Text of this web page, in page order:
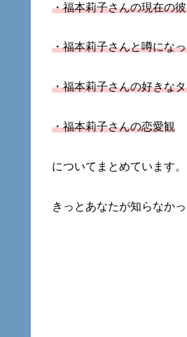
・福本莉子さんの現在の
・福本莉子さんと噂にな
・福本莉子さんの好きな
・福本莉子さんの恋愛観
についてまとめています。
きっとあなたが知らなか